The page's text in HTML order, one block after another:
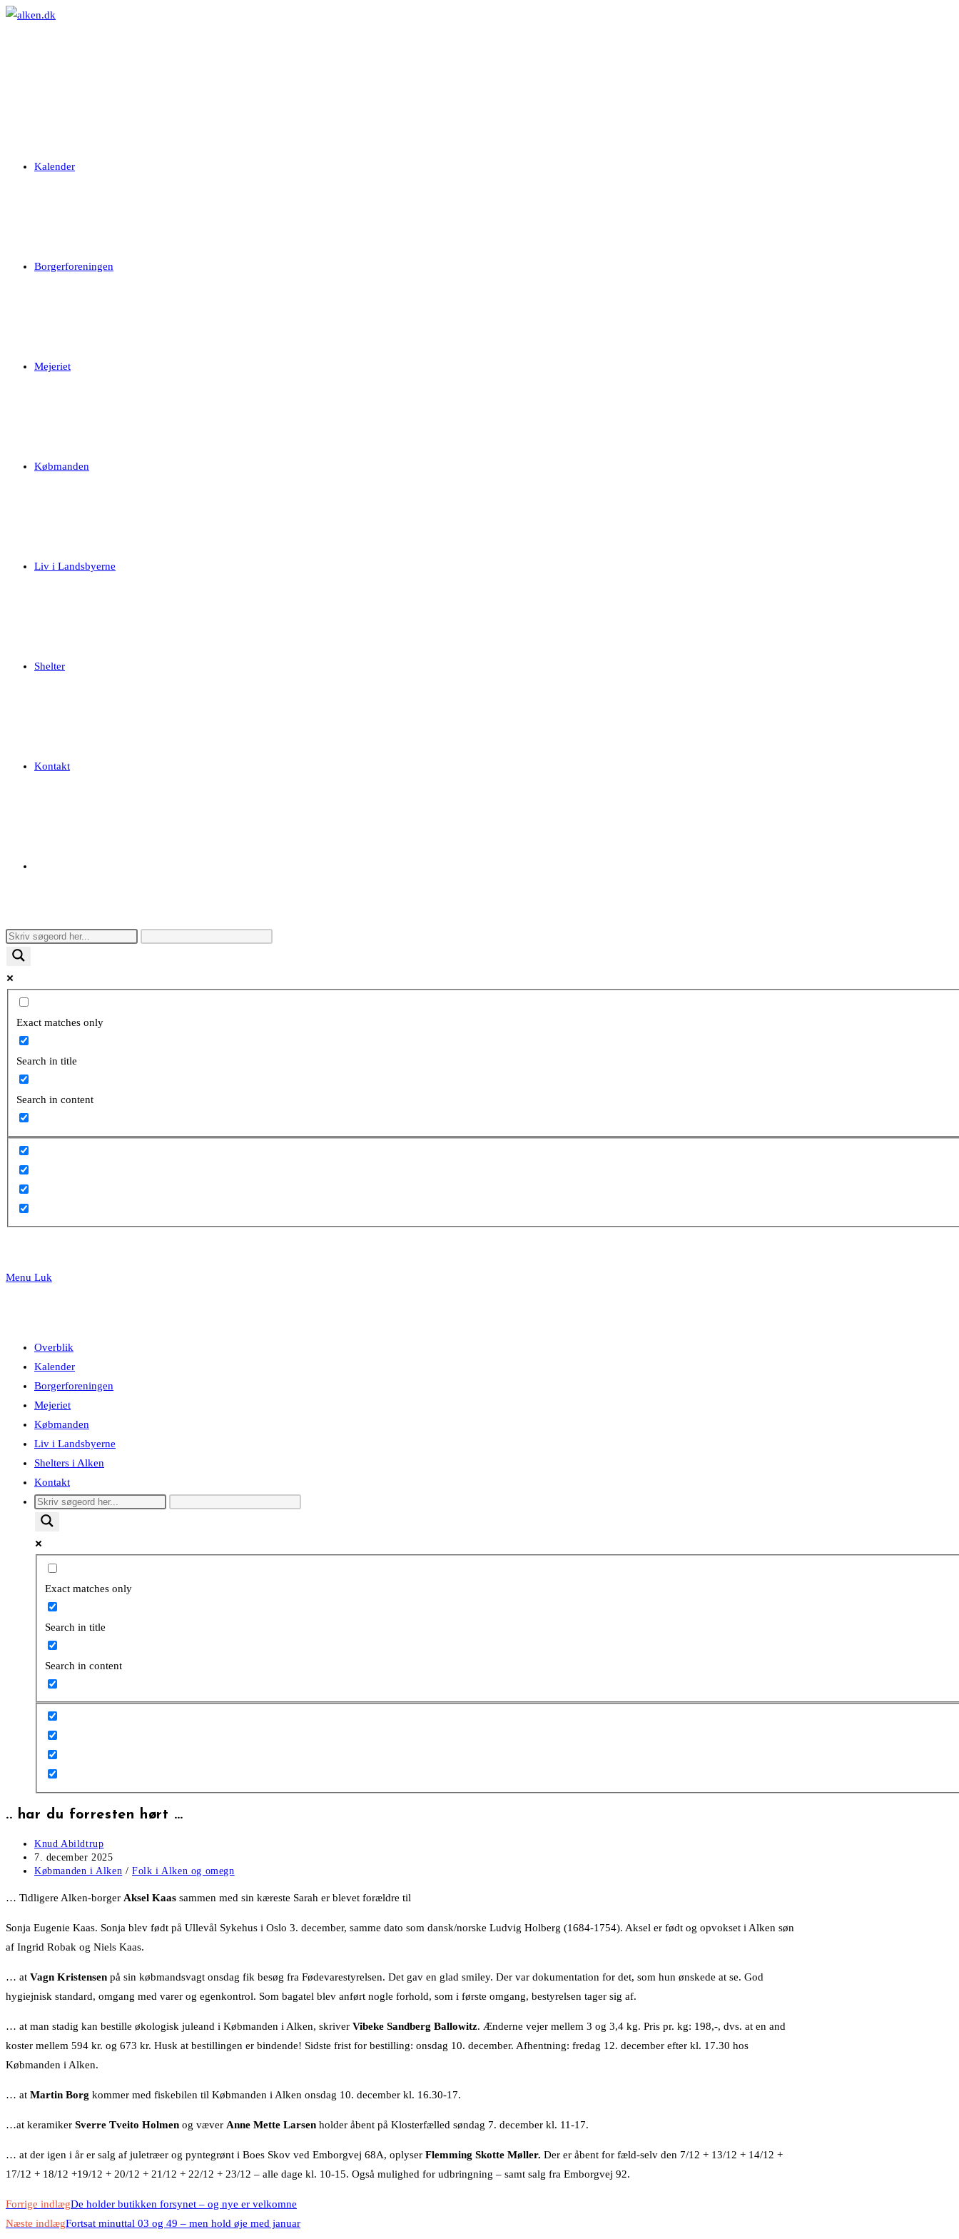
Skip
Kalender
Borgerforeningen
Mejeriet
Købmanden
Liv i Landsbyerne
Shelter
Kontakt
search
Exact matches only
Search in title
Search in content
Menu Luk
Overblik
Kalender
Borgerforeningen
Mejeriet
Købmanden
Liv i Landsbyerne
Shelters i Alken
Kontakt
Exact matches only
Search in title
Search in content
.. har du forresten hørt …
Post
author:
Knud Abildtrup
Post
published:
7. december 2025
Post
Købmanden i Alken / Folk i Alken og omegn
… Tidligere Alken-borger Aksel Kaas sammen med sin kæreste Sarah er blevet forældre til
Sonja Eugenie Kaas. Sonja blev født på Ullevål Sykehus i Oslo 3. december, samme dato som dansk/norske Ludvig Holberg (1684-1754). Aksel er født og opvokset i Alken søn
af Ingrid Robak og Niels Kaas.
… at Vagn Kristensen på sin købmandsvagt onsdag fik besøg fra Fødevarestyrelsen. Det gav en glad smiley. Der var dokumentation for det, som hun ønskede at se. God
hygiejnisk standard, omgang med varer og egenkontrol. Som bagatel blev anført nogle forhold, som i første omgang, bestyrelsen tager sig af.
… at man stadig kan bestille økologisk juleand i Købmanden i Alken, skriver Vibeke Sandberg Ballowitz. Ænderne vejer mellem 3 og 3,4 kg. Pris pr. kg: 198,-, dvs. at en and
koster mellem 594 kr. og 673 kr. Husk at bestillingen er bindende! Sidste frist for bestilling: onsdag 10. december. Afhentning: fredag 12. december efter kl. 17.30 hos
Købmanden i Alken.
… at Martin Borg kommer med fiskebilen til Købmanden i Alken onsdag 10. december kl. 16.30-17.
…at keramiker Sverre Tveito Holmen og væver Anne Mette Larsen holder åbent på Klosterfælled søndag 7. december kl. 11-17.
… at der igen i år er salg af juletræer og pyntegrønt i Boes Skov ved Emborgvej 68A, oplyser Flemming Skotte Møller. Der er åbent for fæld-selv den 7/12 + 13/12 + 14/12 +
17/12 + 18/12 +19/12 + 20/12 + 21/12 + 22/12 + 23/12 – alle dage kl. 10-15. Også mulighed for udbringning – samt salg fra Emborgvej 92.
Read
more
Forrige indlægDe holder butikken forsynet – og nye er velkomne
Næste indlægFortsat minuttal 03 og 49 – men hold øje med januar